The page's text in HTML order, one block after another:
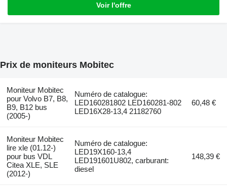
Voir l'offre
Prix de moniteurs Mobitec
Moniteur Mobitec
pour Volvo B7, B8,
B9, B12 bus
(2005-)
Numéro de catalogue:
LED160281802 LED160281-802
LED16X28-13,4 21182760
60,48 €
Moniteur Mobitec
lire xle (01.12-)
pour bus VDL
Citea XLE, SLE
(2012-)
Numéro de catalogue:
LED19X160-13,4
LED191601U802, carburant:
diesel
148,39 €